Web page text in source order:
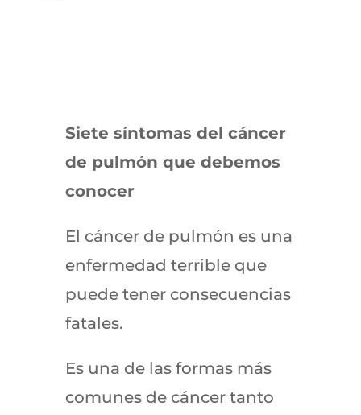
Siete síntomas del cáncer
de pulmón que debemos
conocer
El cáncer de pulmón es una
enfermedad terrible que
puede tener consecuencias
fatales.
Es una de las formas más
comunes de cáncer tanto